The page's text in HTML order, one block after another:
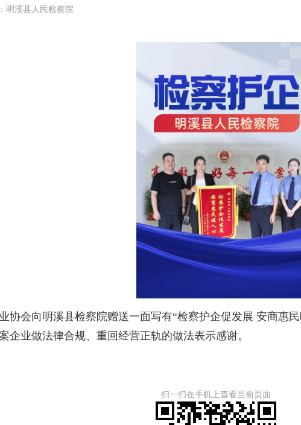
明溪县人民检察院
会向明溪县检察院赠送一面写有“检察护企促发展 安商惠
企业做法律合规、重回经营正轨的做法表示感谢。
扫一扫在手机上查看当前页面